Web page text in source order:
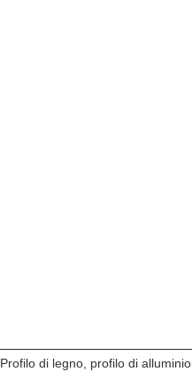
Profilo di legno, profilo di alluminio